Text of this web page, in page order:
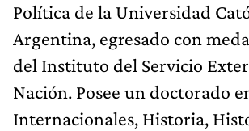
Política de la Universidad
Argentina, egresado con
del Instituto del Servicio
Nación. Posee un doctorado
Internacionales, Historia,